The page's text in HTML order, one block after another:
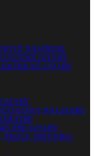
NÁSTROJE
GITARY
GITARY
NA GITARY
PRE GITARY
ŠKOLY, SPEVNÍKY,